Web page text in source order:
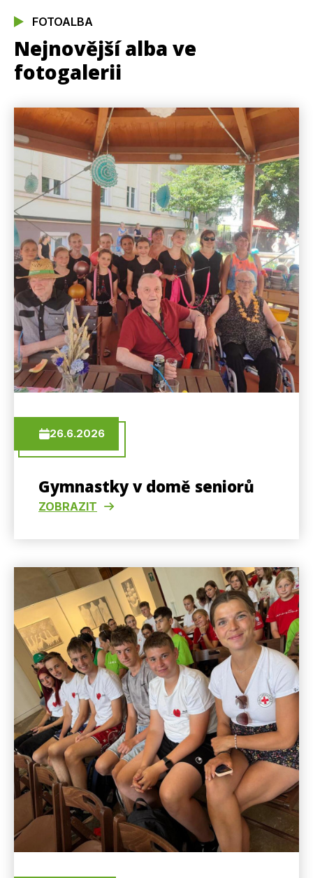
FOTOALBA
Nejnovější alba ve
fotogalerii
26.6.2026
Gymnastky v domě seniorů
ZOBRAZIT